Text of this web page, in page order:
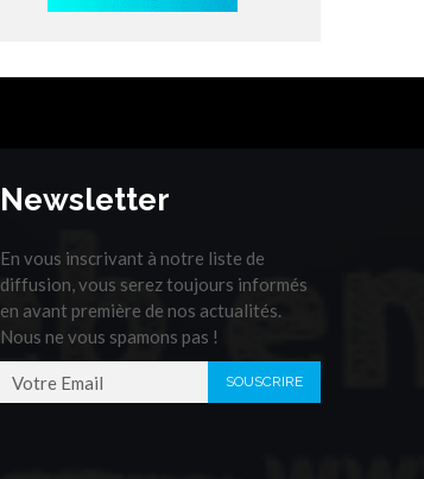
Newsletter
En vous inscrivant à notre liste de
diffusion, vous serez toujours informés
en avant première de nos actualités.
Nous ne vous spamons pas !